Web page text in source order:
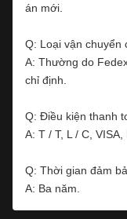
án mới.
Q: Loại vận chuyển
A: Thường do
chỉ định.
Q: Điều kiện thanh
A: T / T, L / C,
Q: Thời gian đảm
A: Ba năm.